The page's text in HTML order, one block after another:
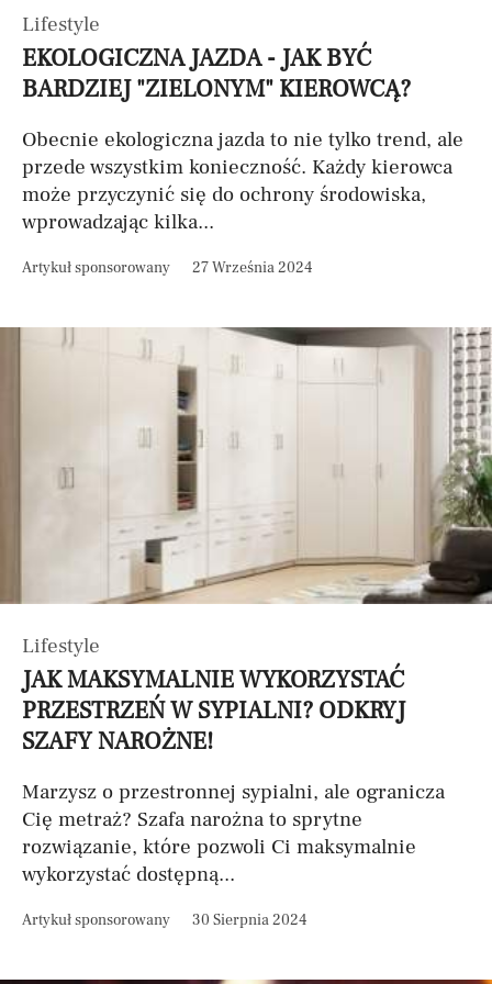
Lifestyle
EKOLOGICZNA JAZDA - JAK BYĆ
BARDZIEJ "ZIELONYM" KIEROWCĄ?
Obecnie ekologiczna jazda to nie tylko trend, ale
przede wszystkim konieczność. Każdy kierowca
może przyczynić się do ochrony środowiska,
wprowadzając kilka...
Artykuł sponsorowany 27 Września 2024
Lifestyle
JAK MAKSYMALNIE WYKORZYSTAĆ
PRZESTRZEŃ W SYPIALNI? ODKRYJ
SZAFY NAROŻNE!
Marzysz o przestronnej sypialni, ale ogranicza
Cię metraż? Szafa narożna to sprytne
rozwiązanie, które pozwoli Ci maksymalnie
wykorzystać dostępną...
Artykuł sponsorowany 30 Sierpnia 2024